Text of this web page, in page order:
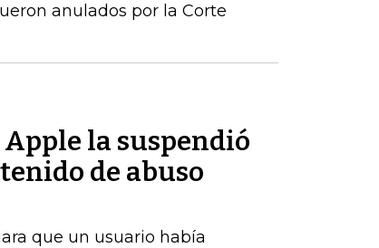
anulados por la Corte
la suspendió
de abuso
que un usuario había